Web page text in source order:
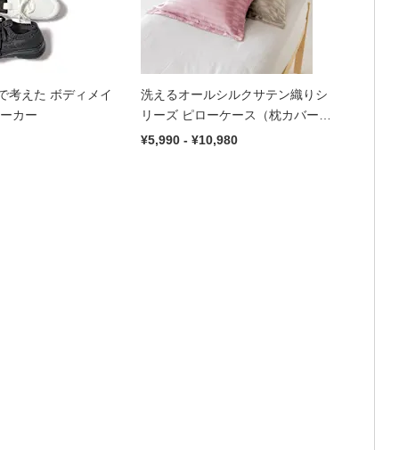
考えた ボディメイ
カー
洗えるオールシルクサテン織りシ
リーズ ピローケース（枕カバー）
普通判（グレージュ・ローズ）
¥5,990 - ¥10,980